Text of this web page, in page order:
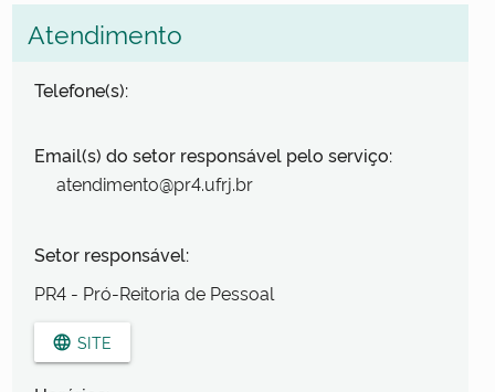
Atendimento
Telefone(s):
Email(s) do setor responsável pelo serviço:
atendimento@pr4.ufrj.br
Setor responsável:
PR4 - Pró-Reitoria de Pessoal
language SITE